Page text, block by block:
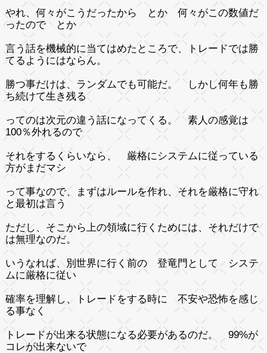
やれ、何々がこうだったから とか 何々がこの数値だ
ったので とか
言う話を機械的に当てはめたところで、トレードでは勝
てるようにはならん。
勝つ事だけは、ランダムでも可能だ。 しかし何年も勝
ち続けて生き残る
ってのは次元の違う話になってくる。 素人の感覚は
100％外れるので
それをするくらいなら、 厳格にシステムに従っている
方がまだマシ
って事なので、まずはルールを作れ、それを厳格に守れ
と最初は言う
ただし、そこから上の領域に行くためには、それだけで
は無理なのだ。
いうなれば、別世界に行く前の 登竜門として システ
ムに厳格に従い
確率を理解し、トレードをする時に 不安や恐怖を感じ
る事なく
トレードが出来る状態になる必要があるのだ。 99%が
コレが出来ないで